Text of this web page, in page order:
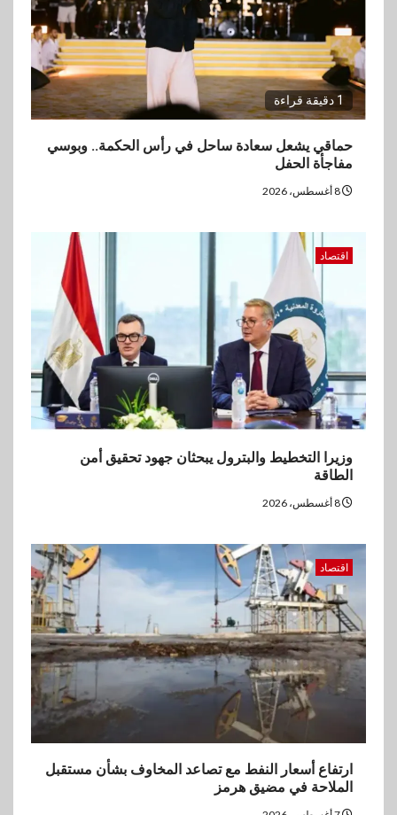
اقتصاد
ارتفاع أسعار النفط مع تصاعد
المخاوف بشأن مستقبل الملاحة
في مضيق هرمز
4 بنوك
البنك الزراعي يكرم موظفيه
المتميزين بعد تحقيق نتائج قياسية
إنتيسا سان باولو تحقق 5.6 مليار
يورو صافي ربح في النصف الأول
2026
1 دقيقة قراءة
حماقي يشعل سعادة ساحل في رأس الحكمة.. وبوسي
مفاجأة الحفل
اقتصاد
وزيرا التخطيط والبترول يبحثان جهود تحقيق أمن
الطاقة
اقتصاد
ارتفاع أسعار النفط مع تصاعد المخاوف بشأن مستقبل
الملاحة في مضيق هرمز